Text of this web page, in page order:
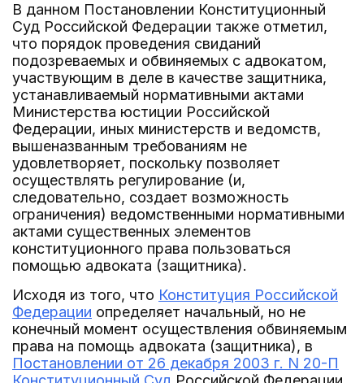
В данном Постановлении Конституционный
Суд Российской Федерации также отметил,
что порядок проведения свиданий
подозреваемых и обвиняемых с адвокатом,
участвующим в деле в качестве защитника,
устанавливаемый нормативными актами
Министерства юстиции Российской
Федерации, иных министерств и ведомств,
вышеназванным требованиям не
удовлетворяет, поскольку позволяет
осуществлять регулирование (и,
следовательно, создает возможность
ограничения) ведомственными нормативными
актами существенных элементов
конституционного права пользоваться
помощью адвоката (защитника).
Исходя из того, что Конституция Российской
Федерации определяет начальный, но не
конечный момент осуществления обвиняемым
права на помощь адвоката (защитника), в
Постановлении от 26 декабря 2003 г. N 20-П